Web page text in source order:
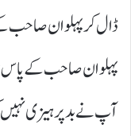
ڈال کر پہلوان صاحب
پہلوان صاحب کے پاس
آپ نے بد پرہیزی